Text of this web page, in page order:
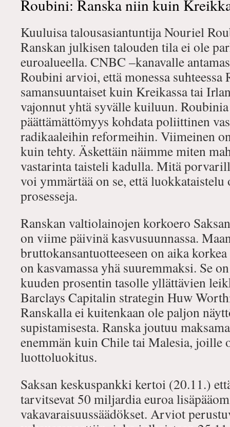
Roubini: Ranska niin kuin
Kuuluisa talousasiantuntija Nouriel
Ranskan julkisen talouden tila ei ole
euroalueella. CNBC –kanavalle
Roubini arvioi, että monessa suhteessa
samansuuntaiset kuin Kreikassa tai
vajonnut yhtä syvälle kuiluun.
päättämättömyys kohdata poliittinen
radikaaleihin reformeihin. Viimeinen
kuin tehty. Äskettäin näimme miten
vastarinta taisteli kadulla. Mitä
voi ymmärtää on se, että
prosesseja.
Ranskan valtiolainojen korkoero
on viime päivinä kasvusuunnassa.
bruttokansantuotteeseen on aika
on kasvamassa yhä suuremmaksi. Se
kuuden prosentin tasolle yllättävien
Barclays Capitalin strategin Huw
Ranskalla ei kuitenkaan ole paljon
supistamisesta. Ranska joutuu
enemmän kuin Chile tai Malesia, joille
luottoluokitus.
Saksan keskuspankki kertoi (20.11.)
tarvitsevat 50 miljardia euroa
vakavaraisuussäädökset. Arviot